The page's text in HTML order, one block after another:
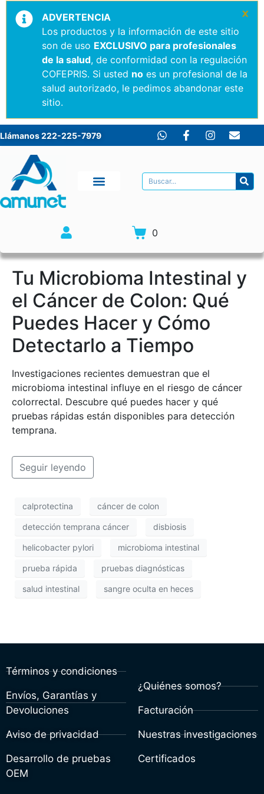
ADVERTENCIA
Los productos y la información de este sitio
son de uso EXCLUSIVO para profesionales
de la salud, de conformidad con la regulación
COFEPRIS. Si usted no es un profesional de la
salud autorizado, le pedimos abandonar este
sitio.
×
Llámanos 222-225-7979
0
Tu Microbioma Intestinal y
el Cáncer de Colon: Qué
Puedes Hacer y Cómo
Detectarlo a Tiempo
Investigaciones recientes demuestran que el
microbioma intestinal influye en el riesgo de cáncer
colorrectal. Descubre qué puedes hacer y qué
pruebas rápidas están disponibles para detección
temprana.
Seguir leyendo
calprotectina cáncer de colon
detección temprana cáncer disbiosis
helicobacter pylori microbioma intestinal
prueba rápida pruebas diagnósticas
salud intestinal sangre oculta en heces
Términos y condiciones
Envíos, Garantías y
Devoluciones
Aviso de privacidad
Desarrollo de pruebas
OEM
¿Quiénes somos?
Facturación
Nuestras investigaciones
Certificados